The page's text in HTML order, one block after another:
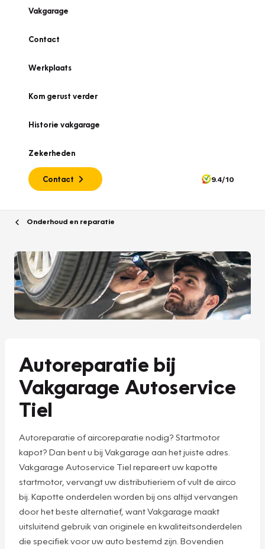
Vakgarage
Contact
Werkplaats
Kom gerust verder
Historie vakgarage
Zekerheden
Contact 9.4/10
Onderhoud en reparatie
Autoreparatie bij
Vakgarage Autoservice
Tiel
Autoreparatie of aircoreparatie nodig? Startmotor
kapot? Dan bent u bij Vakgarage aan het juiste adres.
Vakgarage Autoservice Tiel repareert uw kapotte
startmotor, vervangt uw distributieriem of vult de airco
bij. Kapotte onderdelen worden bij ons altijd vervangen
door het beste alternatief, want Vakgarage maakt
uitsluitend gebruik van originele en kwaliteitsonderdelen
die specifiek voor uw auto bestemd zijn. Bovendien